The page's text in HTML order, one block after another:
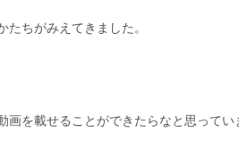
たちがみえてきました。
画を載せることができたらなと思ってい